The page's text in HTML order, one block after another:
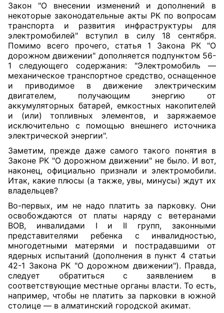
Закон "О внесении изменений и дополнений в
некоторые законодательные акты РК по вопросам
транспорта и развития инфраструктуры для
электромобилей" вступил в силу 18 сентября.
Помимо всего прочего, статья 1 Закона РК "О
дорожном движении" дополняется подпунктом 56-
1 следующего содержания: "Электромобиль —
механическое транспортное средство, оснащенное
и приводимое в движение электрическим
двигателем, получающим энергию от
аккумуляторных батарей, емкостных накопителей
и (или) топливных элементов, и заряжаемое
исключительно с помощью внешнего источника
электрической энергии".
Заметим, прежде даже самого такого понятия в
Законе РК "О дорожном движении" не было. И вот,
наконец, официально признали и электромобили.
Итак, какие плюсы (а также, увы, минусы) ждут их
владельцев?
Во-первых, им не надо платить за парковку. Они
освобождаются от платы наряду с ветеранами
ВОВ, инвалидами I и II групп, законными
представителями ребенка с инвалидностью,
многодетными матерями и пострадавшими от
ядерных испытаний (дополнения в пункт 4 статьи
42-1 Закона РК "О дорожном движении"). Правда,
следует обратиться с заявлением в
соответствующие местные органы власти. То есть,
например, чтобы не платить за парковки в южной
столице — в алматинский городской акимат.